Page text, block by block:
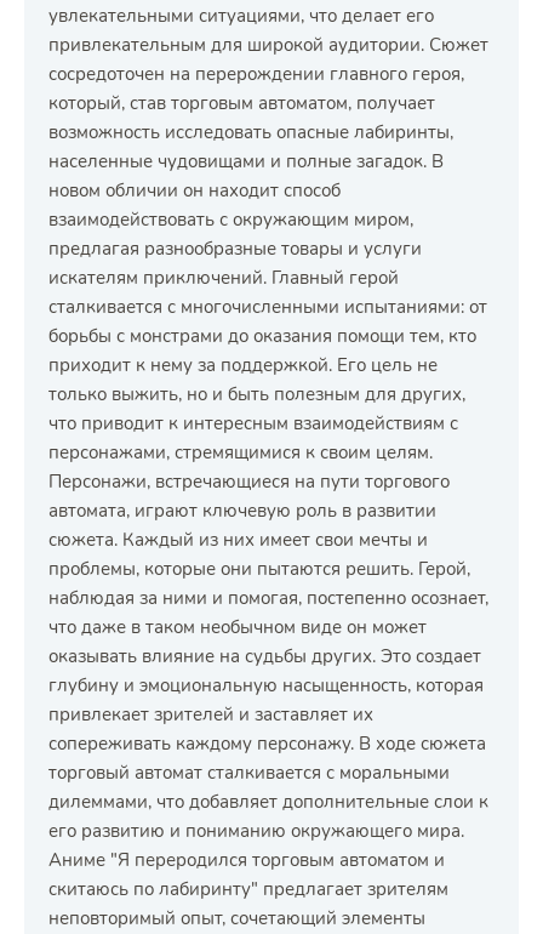
увлекательными ситуациями, что делает его
привлекательным для широкой аудитории. Сюжет
сосредоточен на перерождении главного героя,
который, став торговым автоматом, получает
возможность исследовать опасные лабиринты,
населенные чудовищами и полные загадок. В
новом обличии он находит способ
взаимодействовать с окружающим миром,
предлагая разнообразные товары и услуги
искателям приключений. Главный герой
сталкивается с многочисленными испытаниями: от
борьбы с монстрами до оказания помощи тем, кто
приходит к нему за поддержкой. Его цель не
только выжить, но и быть полезным для других,
что приводит к интересным взаимодействиям с
персонажами, стремящимися к своим целям.
Персонажи, встречающиеся на пути торгового
автомата, играют ключевую роль в развитии
сюжета. Каждый из них имеет свои мечты и
проблемы, которые они пытаются решить. Герой,
наблюдая за ними и помогая, постепенно осознает,
что даже в таком необычном виде он может
оказывать влияние на судьбы других. Это создает
глубину и эмоциональную насыщенность, которая
привлекает зрителей и заставляет их
сопереживать каждому персонажу. В ходе сюжета
торговый автомат сталкивается с моральными
дилеммами, что добавляет дополнительные слои к
его развитию и пониманию окружающего мира.
Аниме "Я переродился торговым автоматом и
скитаюсь по лабиринту" предлагает зрителям
неповторимый опыт, сочетающий элементы